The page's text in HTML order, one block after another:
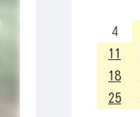
4
11
18
25